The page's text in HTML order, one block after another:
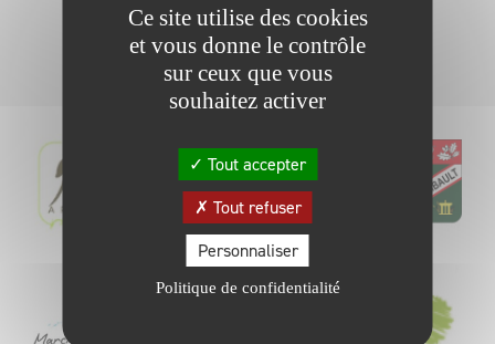
Ce site utilise des cookies
et vous donne le contrôle
sur ceux que vous
souhaitez activer
Tout accepter
Tout refuser
Personnaliser
Politique de confidentialité